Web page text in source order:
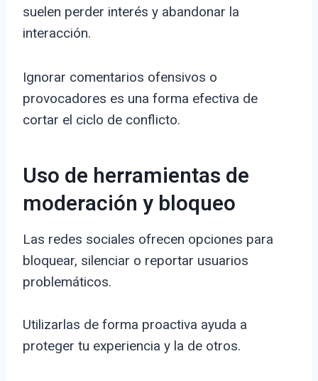
suelen perder interés y abandonar la
interacción.
Ignorar comentarios ofensivos o
provocadores es una forma efectiva de
cortar el ciclo de conflicto.
Uso de herramientas de
moderación y bloqueo
Las redes sociales ofrecen opciones para
bloquear, silenciar o reportar usuarios
problemáticos.
Utilizarlas de forma proactiva ayuda a
proteger tu experiencia y la de otros.